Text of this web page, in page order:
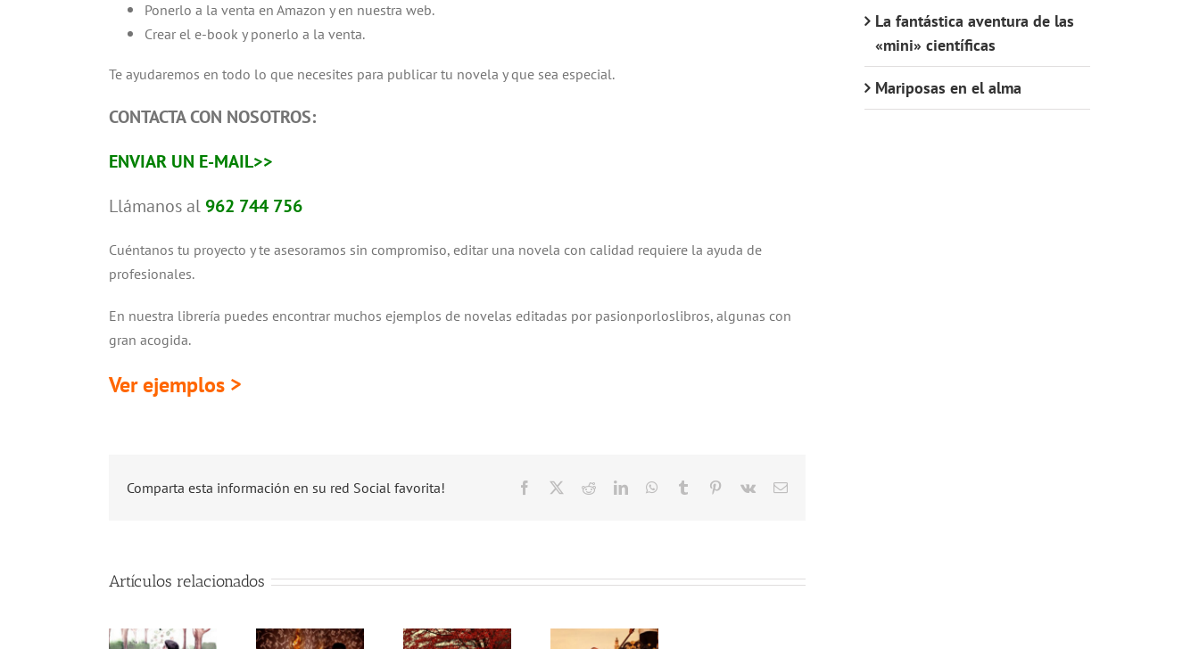
Ponerlo a la venta en Amazon y en nuestra web.
Crear el e-book y ponerlo a la venta.
Te ayudaremos en todo lo que necesites para publicar tu novela y que sea especial.
CONTACTA CON NOSOTROS:
ENVIAR UN E-MAIL>>
Llámanos al 962 744 756
Cuéntanos tu proyecto y te asesoramos sin compromiso, editar una novela con calidad requiere la ayuda de
profesionales.
En nuestra librería puedes encontrar muchos ejemplos de novelas editadas por pasionporloslibros, algunas con
gran acogida.
Ver ejemplos >
Comparta esta información en su red Social favorita! Facebook RedditLinkedInWhatsApp
Tumblr Pinterest
Vk
Correo
Artículos relacionados
La fantástica aventura de las
«mini» científicas
Mariposas en el alma